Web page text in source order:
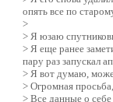
опять все по
>
> Я юзаю
> Я еще ранее
пару раз запускал
> Я вот думаю,
> Огромная
> Все данные о себе